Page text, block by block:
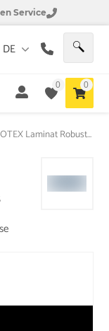
Service
DE
0 0
KRONOTEX Laminat Robusto D 3590 Timeless Oak Landhausdiele